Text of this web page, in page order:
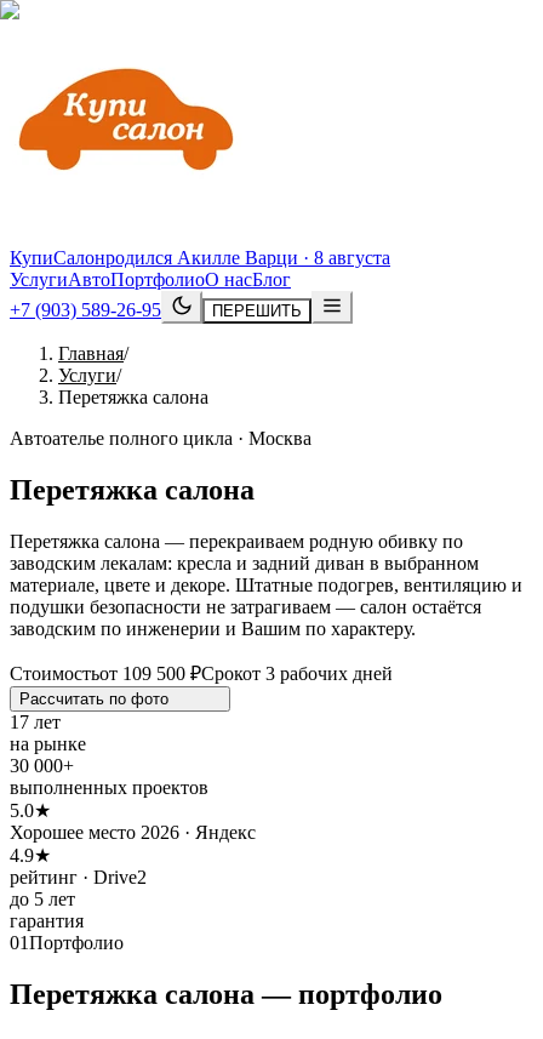
КупиСалонродился Акилле Варци · 8 августа
УслугиАвтоПортфолиоО насБлог
+7 (903) 589-26-95
ПЕРЕШИТЬ
Главная/
Услуги/
Перетяжка салона
Автоателье полного цикла · Москва
Перетяжка салона
Перетяжка салона — перекраиваем родную обивку по
заводским лекалам: кресла и задний диван в выбранном
материале, цвете и декоре. Штатные подогрев, вентиляцию и
подушки безопасности не затрагиваем — салон остаётся
заводским по инженерии и Вашим по характеру.
Стоимостьот 109 500 ₽Срокот 3 рабочих дней
Рассчитать по фото
17 лет
на рынке
30 000+
выполненных проектов
5.0★
Хорошее место 2026 · Яндекс
4.9★
рейтинг · Drive2
до 5 лет
гарантия
01Портфолио
Перетяжка салона — портфолио